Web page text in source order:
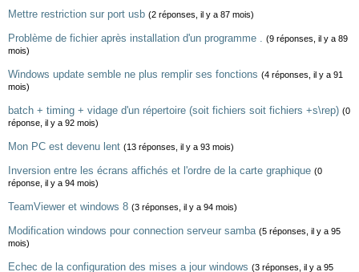
Mettre restriction sur port usb (2 réponses, il y a 87 mois)
Problème de fichier après installation d'un programme . (9 réponses, il y a 89
mois)
Windows update semble ne plus remplir ses fonctions (4 réponses, il y a 91
mois)
batch + timing + vidage d'un répertoire (soit fichiers soit fichiers +s\rep) (0
réponse, il y a 92 mois)
Mon PC est devenu lent (13 réponses, il y a 93 mois)
Inversion entre les écrans affichés et l'ordre de la carte graphique (0
réponse, il y a 94 mois)
TeamViewer et windows 8 (3 réponses, il y a 94 mois)
Modification windows pour connection serveur samba (5 réponses, il y a 95
mois)
Echec de la configuration des mises a jour windows (3 réponses, il y a 95